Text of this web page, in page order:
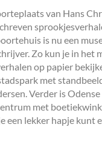
van Hans
is nu een
Zo kun je in het
op papier
met
Verder is
met
een lekker hapje kunt